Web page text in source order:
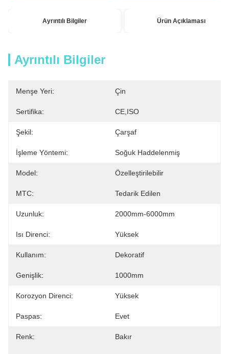
Ayrıntılı Bilgiler Ürün Açıklaması
Ayrıntılı Bilgiler
Menşe Yeri: Çin
Sertifika: CE,ISO
Şekil: Çarşaf
İşleme Yöntemi: Soğuk Haddelenmiş
Model: Özelleştirilebilir
MTC: Tedarik Edilen
Uzunluk: 2000mm-6000mm
Isı Direnci: Yüksek
Kullanım: Dekoratif
Genişlik: 1000mm
Korozyon Direnci: Yüksek
Paspas: Evet
Renk: Bakır